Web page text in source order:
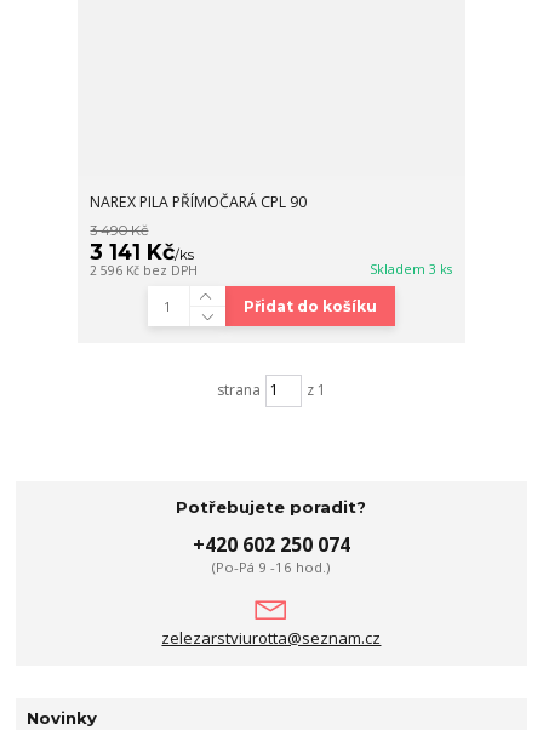
NAREX PILA PŘÍMOČARÁ CPL 90
3 490 Kč
3 141 Kč/ks
2 596 Kč bez DPH Skladem 3 ks
Přidat do košíku
strana z 1
Potřebujete poradit?
+420 602 250 074
(Po-Pá 9 -16 hod.)
zelezarstviurotta@seznam.cz
Novinky